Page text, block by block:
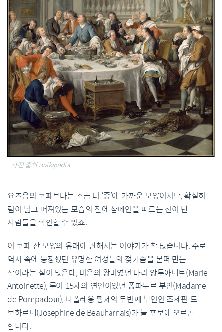
사진 출처 : wikipedia
요즈음의 쿠페보다는 조금 더 ‘종’에 가까운 모양이지만, 확실히
림이 넓고 퍼져있는 모습의 잔에 샴페인을 따르는 신이 난
사람들을 확인할 수 있죠.
이 쿠페 잔 모양의 유래에 관해서는 이야기가 참 많습니다. 주로
역사 속에 등장했던 유명한 여성들의 젖가슴을 본떠 만든
잔이라는 설이 많은데, 비운의 왕비였던 마리 앙투아네트(Marie
Antoinette), 루이 15세의 연인이었던 퐁파두르 부인(Madame
de Pompadour), 나폴레옹 황제의 두번째 부인인 조세핀 드
보하르네(Josephine de Beauharnais)가 늘 후보에 오르곤
합니다.